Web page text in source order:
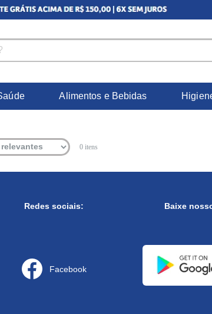
Alimentos e Bebidas
0itens
Redes sociais:
Facebook
Baixe